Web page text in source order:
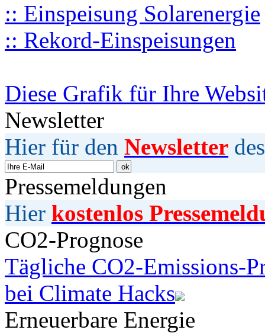
:: Einspeisung Solarenergie
:: Rekord-Einspeisungen
Diese Grafik für Ihre
Newsletter
Hier für den Newsletter
Pressemeldungen
Hier kostenlos
CO2-Prognose
Tägliche CO2-Emissions-
bei Climate Hacks
Erneuerbare Energie